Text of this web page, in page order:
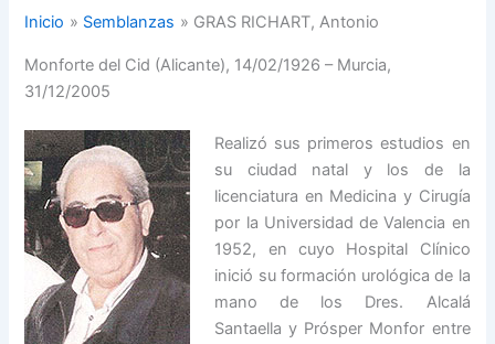
Inicio Semblanzas GRAS RICHART, Antonio
Monforte del Cid (Alicante), 14/02/1926 – Murcia,
31/12/2005
Realizó sus primeros estudios en
su ciudad natal y los de la
licenciatura en Medicina y Cirugía
por la Universidad de Valencia en
1952, en cuyo Hospital Clínico
inició su formación urológica de la
mano de los Dres. Alcalá
Santaella y Prósper Monfor entre